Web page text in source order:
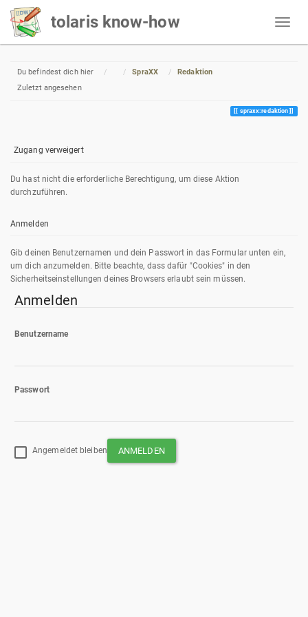
tolaris know-how
Du befindest dich hier HomeSpraXX
Redaktion
Zuletzt angesehen
spraxx:redaktion
Zugang verweigert
Du hast nicht die erforderliche Berechtigung, um diese Aktion
durchzuführen.
Anmelden
Gib deinen Benutzernamen und dein Passwort in das Formular unten ein,
um dich anzumelden. Bitte beachte, dass dafür "Cookies" in den
Sicherheitseinstellungen deines Browsers erlaubt sein müssen.
Anmelden
Benutzername
Passwort
Angemeldet bleiben ANMELDEN